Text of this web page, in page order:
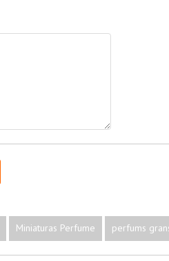
Miniaturas Perfume perfums